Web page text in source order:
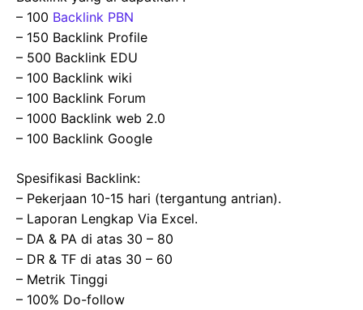
– 100 Backlink PBN
– 150 Backlink Profile
– 500 Backlink EDU
– 100 Backlink wiki
– 100 Backlink Forum
– 1000 Backlink web 2.0
– 100 Backlink Google
Spesifikasi Backlink:
– Pekerjaan 10-15 hari (tergantung antrian).
– Laporan Lengkap Via Excel.
– DA & PA di atas 30 – 80
– DR & TF di atas 30 – 60
– Metrik Tinggi
– 100% Do-follow